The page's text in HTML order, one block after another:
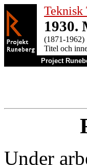
1930.
(1871-1962)
Titel och
Project
Under